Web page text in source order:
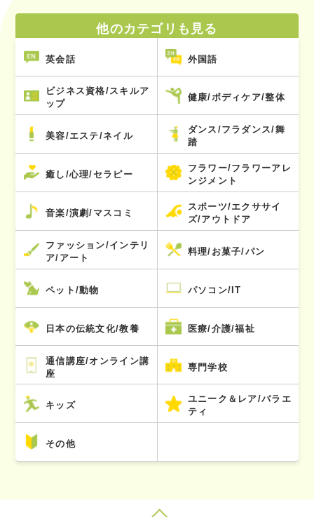
他のカテゴリも見る
英会話 外国語
ビジネス資格/スキルア
ップ
健康/ボディケア/整体
美容/エステ/ネイル
ダンス/フラダンス/舞
踏
癒し/心理/セラピー
フラワー/フラワーアレ
ンジメント
音楽/演劇/マスコミ
スポーツ/エクササイ
ズ/アウトドア
ファッション/インテリ
ア/アート
料理/お菓子/パン
ペット/動物 パソコン/IT
日本の伝統文化/教養 医療/介護/福祉
通信講座/オンライン講
座
専門学校
キッズ
ユニーク＆レア/バラエ
ティ
その他